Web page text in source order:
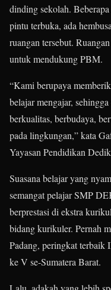
dinding sekolah.
pintu terbuka, ada
ruangan tersebut.
untuk mendukung PBM.
“Kami berupaya
belajar mengajar,
berkualitas, berbudaya,
pada lingkungan,” kata
Yayasan Pendidikan
Suasana belajar yang
semangat pelajar SMP
berprestasi di ekstra
bidang kurikuler. Pernah
Padang, peringkat terbaik
ke V se-Sumatera Barat.